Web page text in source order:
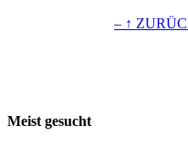
– ↑
Meist gesucht